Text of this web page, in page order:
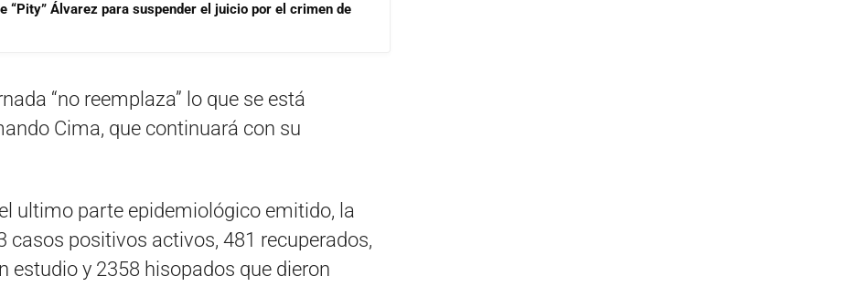
“Pity” Álvarez para suspender el juicio por el crimen de
“no reemplaza” lo que se está
Cima, que continuará con su
ultimo parte epidemiológico emitido, la
casos positivos activos, 481 recuperados,
estudio y 2358 hisopados que dieron